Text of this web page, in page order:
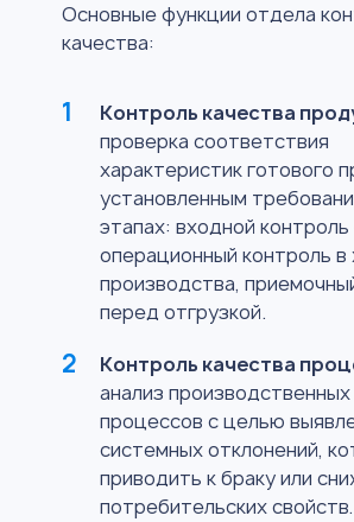
Основные функции отдела
качества:
Контроль качества
проверка соответствия
характеристик готового
установленным
этапах: входной контроль
операционный контроль в
производства,
перед отгрузкой.
Контроль качества
анализ
процессов с целью
системных отклонений,
приводить к браку или
потребительских свойств.